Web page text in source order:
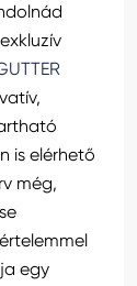
is elérhető
még,
egy